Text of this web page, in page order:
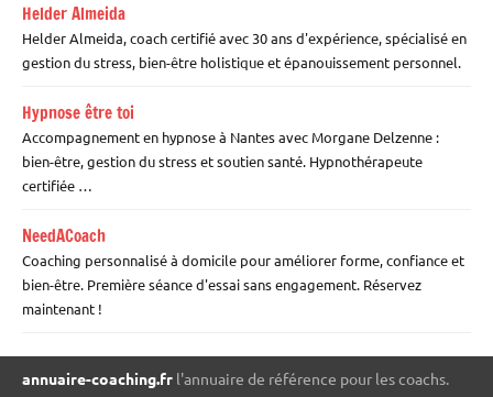
Helder Almeida
Helder Almeida, coach certifié avec 30 ans d'expérience, spécialisé en
gestion du stress, bien-être holistique et épanouissement personnel.
Hypnose être toi
Accompagnement en hypnose à Nantes avec Morgane Delzenne :
bien-être, gestion du stress et soutien santé. Hypnothérapeute
certifiée …
NeedACoach
Coaching personnalisé à domicile pour améliorer forme, confiance et
bien-être. Première séance d'essai sans engagement. Réservez
maintenant !
annuaire-coaching.fr l'annuaire de référence pour les coachs.